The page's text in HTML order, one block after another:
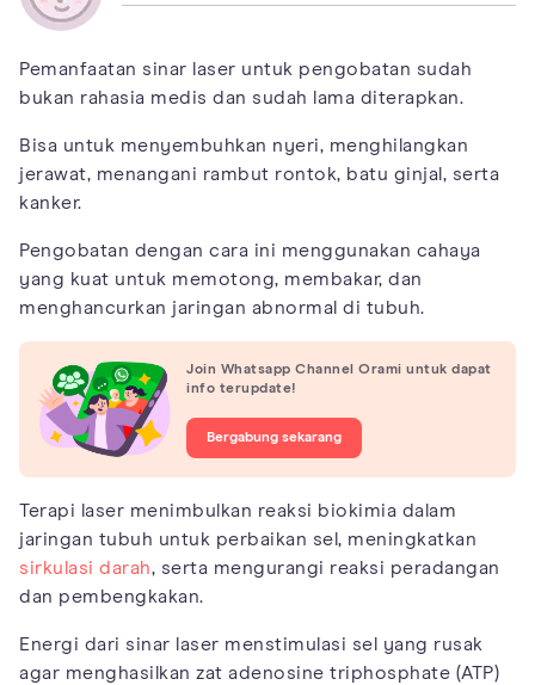
Pemanfaatan sinar laser untuk pengobatan sudah
bukan rahasia medis dan sudah lama diterapkan.
Bisa untuk menyembuhkan nyeri, menghilangkan
jerawat, menangani rambut rontok, batu ginjal, serta
kanker.
Pengobatan dengan cara ini menggunakan cahaya
yang kuat untuk memotong, membakar, dan
menghancurkan jaringan abnormal di tubuh.
Join Whatsapp Channel Orami untuk dapat
info terupdate!
Bergabung sekarang
Terapi laser menimbulkan reaksi biokimia dalam
jaringan tubuh untuk perbaikan sel, meningkatkan
sirkulasi darah, serta mengurangi reaksi peradangan
dan pembengkakan.
Energi dari sinar laser menstimulasi sel yang rusak
agar menghasilkan zat adenosine triphosphate (ATP)